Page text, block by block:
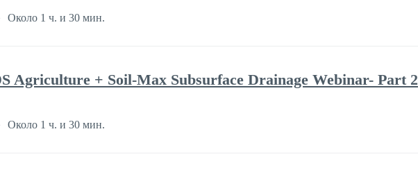
Около 1 ч. и 30 мин.
Agriculture + Soil-Max Subsurface Drainage Webinar- Part 2
Около 1 ч. и 30 мин.